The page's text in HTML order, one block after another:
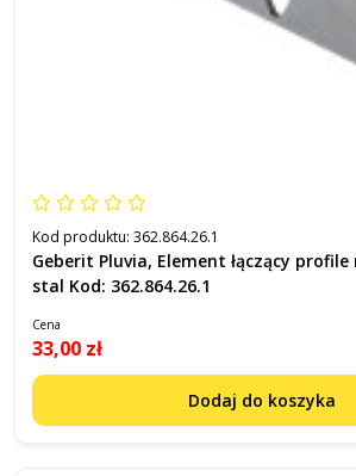
Kod produktu: 362.864.26.1
Geberit Pluvia, Element łączący
stal Kod: 362.864.26.1
Cena
33,00 zł
Dodaj do koszyka